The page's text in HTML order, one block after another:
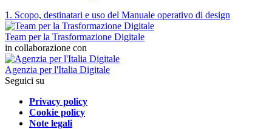
1. Scopo, destinatari e uso del Manuale operativo di design
Team per la Trasformazione Digitale
in collaborazione con
Agenzia per l'Italia Digitale
Seguici su
Privacy policy
Cookie policy
Note legali